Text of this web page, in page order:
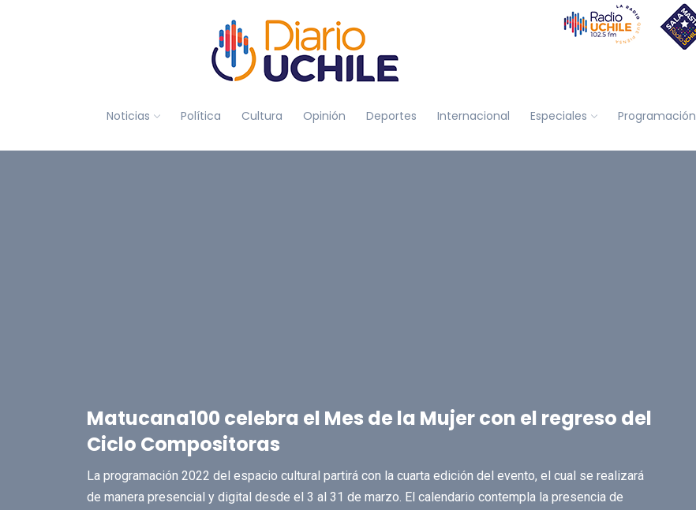
Noticias Política Cultura Opinión Deportes Internacional Especiales Programación
Matucana100 celebra el Mes de la Mujer con el regreso del
Ciclo Compositoras
La programación 2022 del espacio cultural partirá con la cuarta edición del evento, el cual se realizará
de manera presencial y digital desde el 3 al 31 de marzo. El calendario contempla la presencia de